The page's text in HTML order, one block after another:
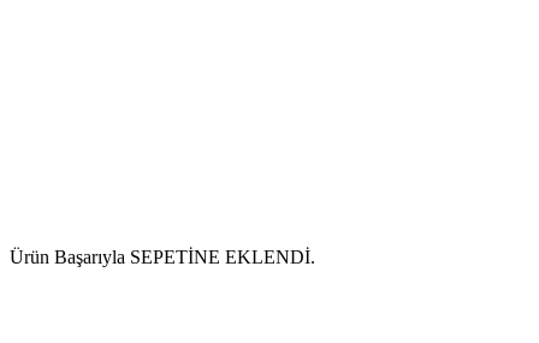
Ürün Başarıyla SEPETİNE EKLENDİ.